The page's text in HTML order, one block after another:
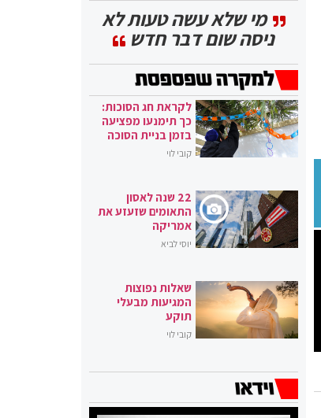
מי שלא עשה טעות לא
ניסה שום דבר חדש
לקראת חג הסוכות:
כך תימנעו מפציעה
בזמן בניית הסוכה
קובי לוי
22 שנה לאסון
התאומים שזעזע את
אמריקה
יוסי לביא
שאלות נפוצות
המגיעות מבעלי
תוקע
קובי לוי